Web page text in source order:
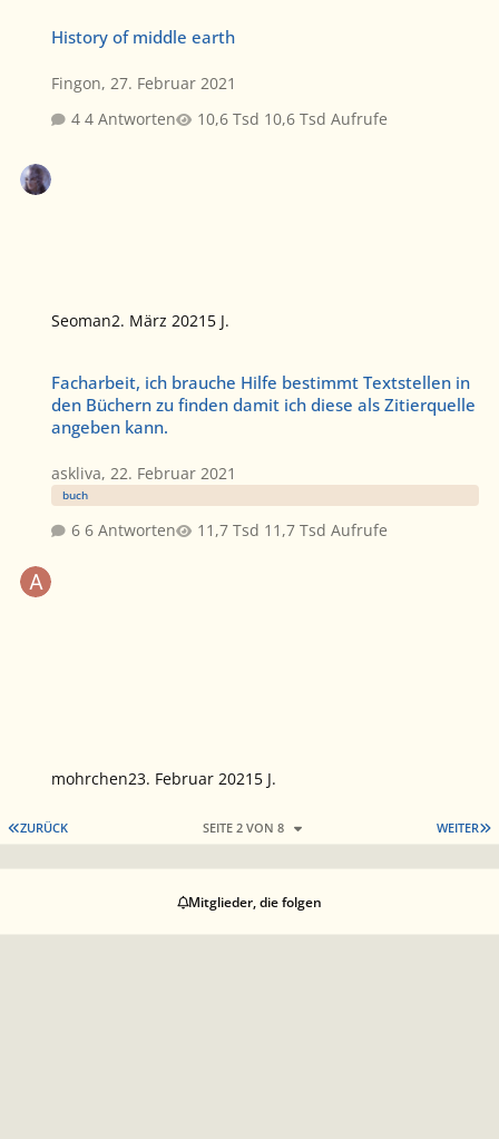
History of middle earth
Fingon,27. Februar 2021
4 Antworten
10,6 Tsd Aufrufe
Seoman2. März 2021 5 J.
Facharbeit, ich brauche Hilfe bestimmt Textstellen in
den Büchern zu finden damit ich diese als Zitierquelle
angeben kann.
askliva,22. Februar 2021
buch
6 Antworten 11,7 Tsd Aufrufe
mohrchen23. Februar 2021 5 J.
ERSTE SEITE
ZURÜCK WEITER
SEITE 2 VON 8
Mitglieder, die folgen